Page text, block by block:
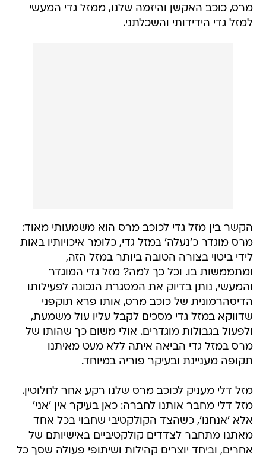
מרס, כוכב האקשן והיזמה שלנו, ממזל גדי המעשי
למזל גדי הידידותי והשכלתני.
הקשר בין מזל גדי לכוכב מרס הוא משמעותי מאוד:
מרס מוגדר כ'נעלה' במזל גדי, כלומר איכויותיו באות
לידי ביטוי בצורה הטובה ביותר במזל הזה,
ומתממשות בו. וכל כך למה? מזל גדי המוגדר
והמעשי, נותן בדיוק את המסגרת הנכונה לפעילותו
הדיסהרמונית של כוכב מרס, אותו פרא תוקפני
שדווקא במזל גדי מסכים לקבל עליו עול משמעת,
ולפעול בגבולות מוגדרים. אולי משום כך שהותו של
מרס במזל גדי הביאה איתה ללא מעט מאיתנו
תקופה מעניינת ובעיקר פוריה במיוחד.
מזל דלי מעניק לכוכב מרס שלנו רקע אחר לחלוטין.
מזל דלי מחבר אותנו לחברה: כאן בעיקר אין 'אני'
אלא 'אנחנו', כשהצד הקולקטיבי שחבוי בכל אחד
מאתנו מתחבר לצדדים קולקטיביים באישיותם של
אחרים, וביחד יוצרים קהילות ושיתופי פעולה שסך כל